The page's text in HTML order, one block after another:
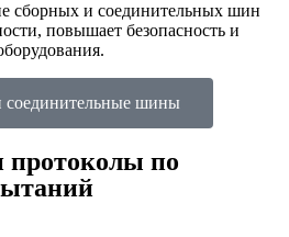
сборных и соединительных шин
повышает безопасность и
соединительные шины
протоколы по